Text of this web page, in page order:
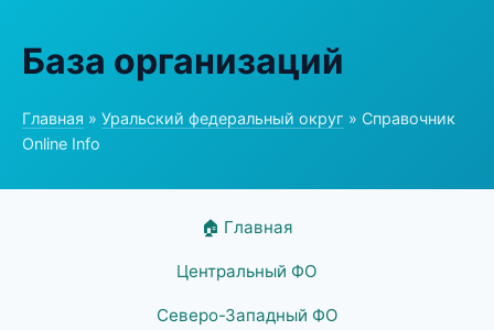
База организаций
Главная » Уральский федеральный округ » Справочник
Online Info
🏠 Главная
Центральный ФО
Северо-Западный ФО